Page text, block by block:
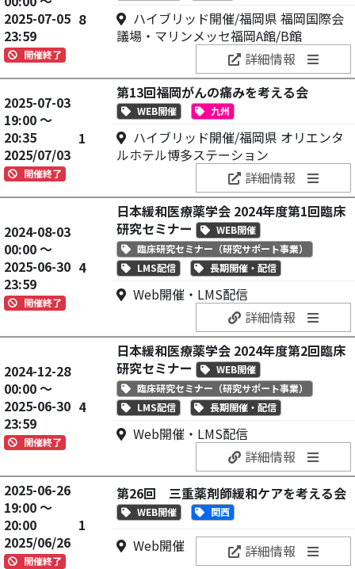
2025-07-05
23:59
開催終了
8
ハイブリッド開催/福岡県 福岡国際会
議場・マリンメッセ福岡A館/B館
詳細情報
2025-07-03
19:00 ～
20:35
2025/07/03
開催終了
1
第13回福岡がんの痛みを考える会
WEB開催 九州
ハイブリッド開催/福岡県 オリエンタ
ルホテル博多ステーション
詳細情報
2024-08-03
00:00 ～
2025-06-30
23:59
開催終了
4
日本緩和医療薬学会 2024年度第1回臨床
研究セミナー
WEB開催
臨床研究セミナー（研究サポート事業）
LMS配信
長期開催・配信
Web開催・LMS配信
詳細情報
2024-12-28
00:00 ～
2025-06-30
23:59
開催終了
4
日本緩和医療薬学会 2024年度第2回臨床
研究セミナー
WEB開催
臨床研究セミナー（研究サポート事業）
LMS配信
長期開催・配信
Web開催・LMS配信
詳細情報
2025-06-26
19:00 ～
20:00
2025/06/26
開催終了
1
第26回 三重薬剤師緩和ケアを考える会
WEB開催 関西
Web開催
詳細情報